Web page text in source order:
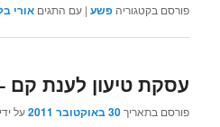
פורסם בקטגוריה פשע |עם התגים אורי
עסקת טיעון לענת קם
פורסם בתאריך30 באוקטובר 2011 על